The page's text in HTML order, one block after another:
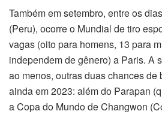
Também em setembro, entre os
(Peru), ocorre o Mundial de tiro
vagas (oito para homens, 13 para
independem de gênero) a Paris. A
ao menos, outras duas chances
ainda em 2023: além do Parapan
a Copa do Mundo de Changwon